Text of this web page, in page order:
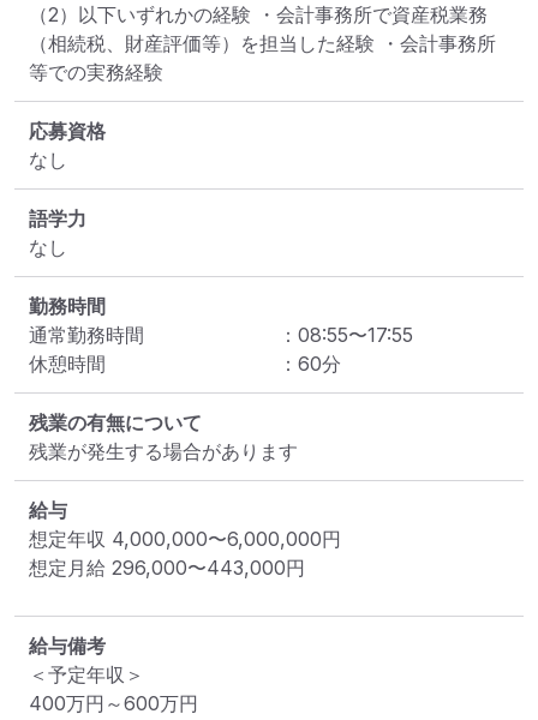
（2）以下いずれかの経験 ・会計事務所で資産税業務
（相続税、財産評価等）を担当した経験 ・会計事務所
等での実務経験
応募資格
なし
語学力
なし
勤務時間
通常勤務時間
： 08:55〜17:55
休憩時間
： 60分
残業の有無について
残業が発生する場合があります
給与
想定年収 4,000,000〜6,000,000円
想定月給 296,000〜443,000円
給与備考
＜予定年収＞
400万円～600万円